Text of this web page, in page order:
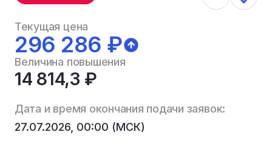
Текущая цена
296 286 ₽
Величина повышения
14 814,3 ₽
Дата и время окончания подачи заявок:
27.07.2026, 00:00 (МСК)